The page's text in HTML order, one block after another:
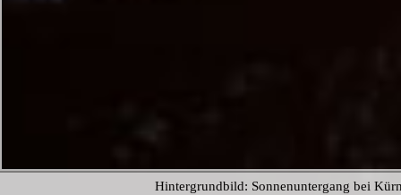
Hintergrundbild: Sonnenuntergang bei